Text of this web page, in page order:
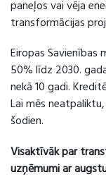
paneļos vai vēja
transformācijas
Eiropas Savienības
50% līdz 2030.
nekā 10 gadi.
Lai mēs
šodien.
Visaktīvāk par
uzņēmumi ar